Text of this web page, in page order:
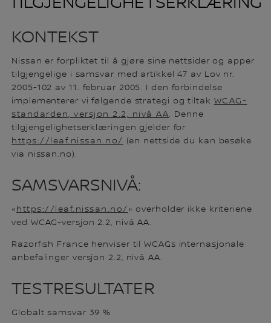
KONTEKST
Nissan er forpliktet til å gjøre sine nettsider og apper
tilgjengelige i samsvar med artikkel 47 av Lov nr.
2005-102 av 11. februar 2005. I den forbindelse
implementerer vi følgende strategi og tiltak WCAG-
standarden, versjon 2.2, nivå AA. Denne
tilgjengelighetserklæringen gjelder for
https://leaf.nissan.no/ (en nettside du kan besøke
via nissan.no).
SAMSVARSNIVÅ:
« https://leaf.nissan.no/ » overholder ikke kriteriene
ved WCAG-versjon 2.2, nivå AA.
Razorfish France henviser til WCAGs internasjonale
anbefalinger versjon 2.2, nivå AA.
TESTRESULTATER
Globalt samsvar 39 %